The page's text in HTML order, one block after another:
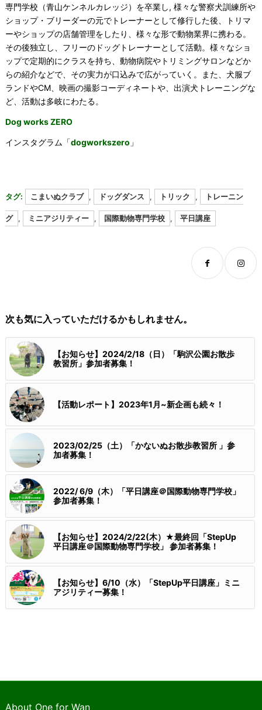
専門学校（青山ケンネルカレッジ）を卒業し, 様々な警察犬訓練所や
ショップ・ブリーダーの元でトレーナーとして修行した後、トリマ
ーやショップの店舗管理をしたり、様々な形で動物業界に携わる。
その後独立し、フリーのドッグトレーナーとして活動。様々なショ
ップで定期的にクラスを持ち、動物病院やトリミングサロンなどか
らの紹介などで、その実力が口込みで広がっていく。また、犬服ブ
ランドやCM、映画の撮影コーディネートや、出演犬トレーニングな
ど、活動は多岐にわたる。
Dog works ZERO
インスタグラム「dogworkszero 」
タグ: こまいぬクラブ , ドッグダンス , トリック , トレーニン
グ , ミニアジリティー , 国際動物専門学校 , 平日講座
次も気に入っていただけるかもしれません。
【お知らせ】2024/2/18（日）「駒沢公園お散歩
教習所」参加者募集！
【活動レポート】2023年1月~新企画も続々！
2023/02/25（土）「かないぬお散歩教習所 」参
加者募集！
2022/ 6/9（木）「平日講座＠国際動物専門学校」
参加者募集！
【お知らせ】2024/2/22(木）★最終回「StepUp
平日講座＠国際動物専門学校」 参加者募集！
【お知らせ】6/10（水）「StepUp平日講座」ミニ
アジリティー募集！
About One for Wan